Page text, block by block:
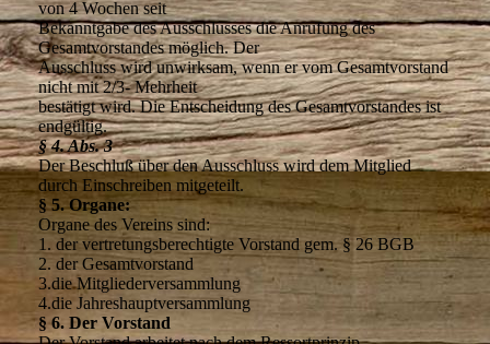
von 4 Wochen seit
Bekanntgabe des Ausschlusses die Anrufung des
Gesamtvorstandes möglich. Der
Ausschluss wird unwirksam, wenn er vom Gesamtvorstand
nicht mit 2/3- Mehrheit
bestätigt wird. Die Entscheidung des Gesamtvorstandes ist
endgültig.
§ 4. Abs. 3
Der Beschluß über den Ausschluss wird dem Mitglied
durch Einschreiben mitgeteilt.
§ 5. Organe:
Organe des Vereins sind:
1. der vertretungsberechtigte Vorstand gem. § 26 BGB
2. der Gesamtvorstand
3.die Mitgliederversammlung
4.die Jahreshauptversammlung
§ 6. Der Vorstand